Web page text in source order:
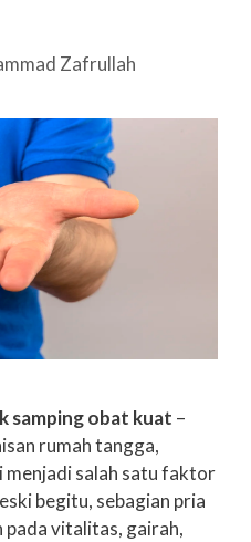
Zafrullah
samping obat kuat –
rumah tangga,
menjadi salah satu faktor
begitu, sebagian pria
pada vitalitas, gairah,